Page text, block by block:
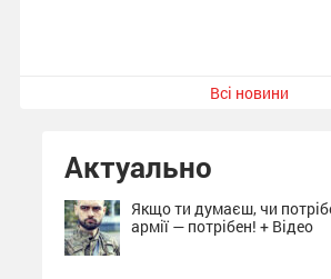
Всі новини
Актуально
Якщо ти думаєш, чи
армії — потрібен! + Відео